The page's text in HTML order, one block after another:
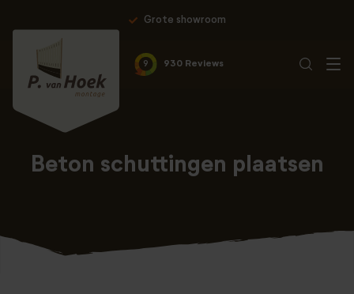
Grote showroom
9 930 Reviews
Beton schuttingen plaatsen